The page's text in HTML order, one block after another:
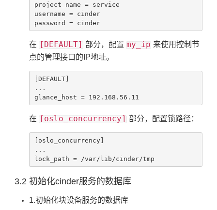
project_name = service
username = cinder
password = cinder
在 [DEFAULT] 部分，配置 my_ip 来使用控制节
点的管理接口的IP地址。
[DEFAULT]
...
glance_host = 192.168.56.11
在 [oslo_concurrency] 部分，配置锁路径：
[oslo_concurrency]
...
lock_path = /var/lib/cinder/tmp
3.2 初始化cinder服务的数据库
1.初始化块设备服务的数据库